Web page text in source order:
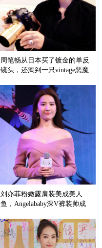
周笔畅从日本买了镀金的单反
镜头，还淘到一只vintage恶魔
刘亦菲粉嫩露肩装美成美人
鱼，Angelababy深V裤装帅成